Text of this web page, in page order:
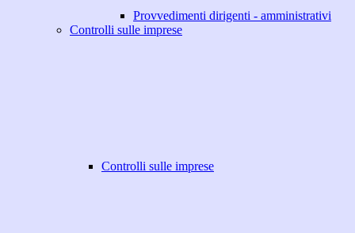
Provvedimenti dirigenti - amministrativi
Controlli sulle imprese
Controlli sulle imprese